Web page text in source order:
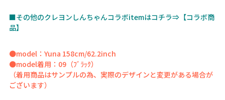
■その他のクレヨンしんちゃんコラボitemはコチラ⇒【コラボ商
品】
●model：Yuna 158cm/62.2inch
●model着用：09（ﾌﾞﾗｯｸ）
（着用商品はサンプルの為、実際のデザインと変更がある場合が
ございます）